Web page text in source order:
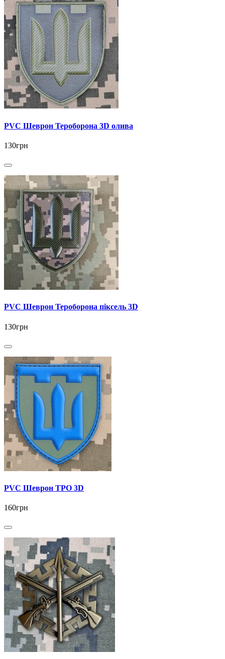
PVC Шеврон Тероборона 3D олива
130грн
PVC Шеврон Тероборона піксель 3D
130грн
PVC Шеврон ТРО 3D
160грн